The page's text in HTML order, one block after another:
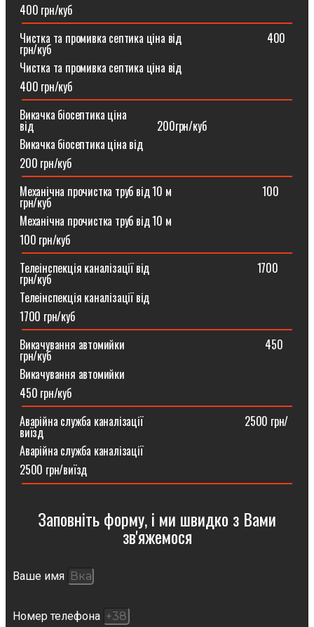
400 грн/куб
Чистка та промивка септика ціна від ⠀⠀⠀⠀⠀⠀⠀⠀⠀⠀400
грн/куб
Чистка та промивка септика ціна від
400 грн/куб
Викачка біосептика ціна
від⠀⠀⠀⠀⠀⠀⠀⠀⠀⠀⠀⠀⠀⠀⠀200грн/куб
Викачка біосептика ціна від
200 грн/куб
Механічна прочистка труб від 10 м⠀⠀⠀⠀⠀⠀⠀⠀⠀⠀⠀100
грн/куб
Механічна прочистка труб від 10 м
100 грн/куб
Телеінспекція каналізації від⠀⠀⠀⠀⠀⠀⠀⠀⠀⠀⠀⠀⠀1700
грн/куб
Телеінспекція каналізації від
1700 грн/куб
Викачування автомийки⠀⠀⠀⠀⠀⠀⠀⠀⠀⠀⠀⠀⠀⠀⠀⠀⠀450
грн/куб
Викачування автомийки
450 грн/куб
Аварійна служба каналізації ⠀⠀⠀⠀⠀⠀⠀⠀⠀⠀⠀⠀2500 грн/
виїзд
Аварійна служба каналізації
2500 грн/виїзд
Заповніть форму, і ми швидко з Вами
зв'яжемося
Ваше имя
Номер телефона